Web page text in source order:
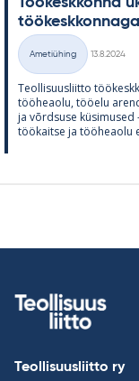
Kategooriad
Ametiühing
13.8.2024
Teol­li­suus­liitto
töö­heaolu, töö­elu
ja võrd­suse
töö­kaitse ja töö­heaolu
Teollisuusliitto ry